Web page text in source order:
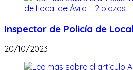
Inspector de Policía de
20/10/2023